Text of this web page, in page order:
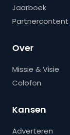
Jaarboek
Partnercontent
Over
Missie & Visie
Colofon
Kansen
Adverteren